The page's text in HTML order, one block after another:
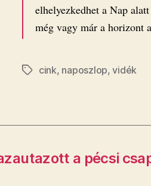
elhelyezkedhet a Nap
még vagy már a horizont
Címkék
cink, naposzlop,vidék
a pécsi